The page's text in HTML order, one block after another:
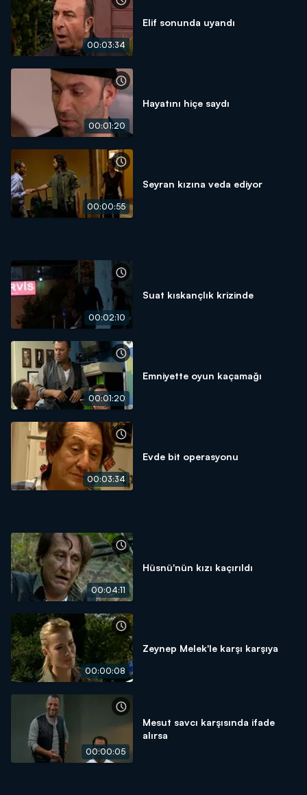
00:03:34
Elif sonunda uyandı
00:01:20
Hayatını hiçe saydı
00:00:55
Seyran kızına veda ediyor
00:02:10
Suat kıskançlık krizinde
00:01:20
Emniyette oyun kaçamağı
00:03:34
Evde bit operasyonu
00:04:11
Hüsnü'nün kızı kaçırıldı
00:00:08
Zeynep Melek'le karşı karşıya
00:00:05
Mesut savcı karşısında ifade
alırsa